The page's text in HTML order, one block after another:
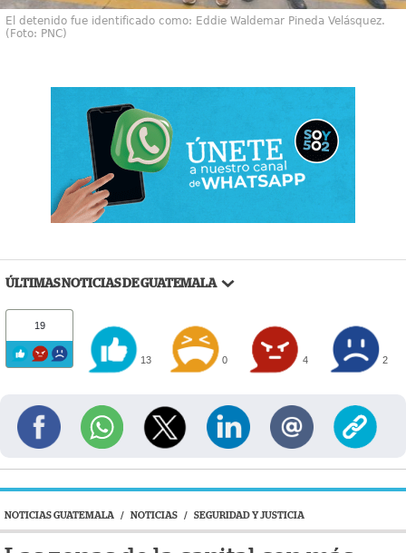
El detenido fue identificado como: Eddie Waldemar Pineda Velásquez.
(Foto: PNC)
ÚLTIMAS NOTICIAS DE GUATEMALA
19
13 0 4 2
NOTICIAS GUATEMALA / NOTICIAS / SEGURIDAD Y JUSTICIA